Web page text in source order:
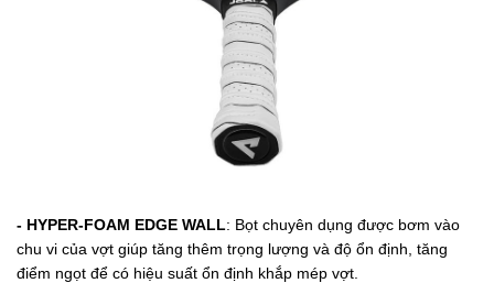
- HYPER-FOAM EDGE WALL: Bọt chuyên dụng được bơm vào
chu vi của vợt giúp tăng thêm trọng lượng và độ ổn định, tăng
điểm ngọt để có hiệu suất ổn định khắp mép vợt.